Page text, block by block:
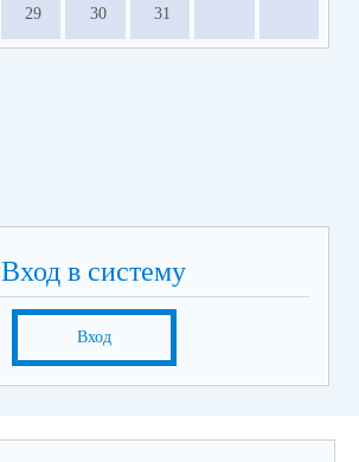
29 30 31
Вход в систему
Вход